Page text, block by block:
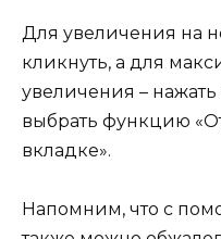
Для увеличения на
кликнуть, а для
увеличения –
выбрать функцию
вкладке».
Напомним, что с